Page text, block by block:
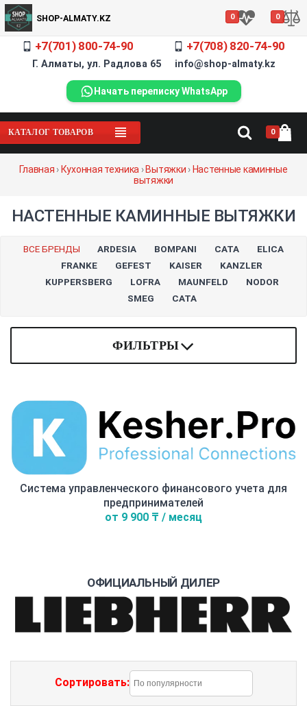
SHOP-ALMATY.KZ 0 0
+7(701) 800-74-90 +7(708) 820-74-90
Г. Алматы, ул. Радлова 65 info@shop-almaty.kz
Начать переписку WhatsApp
КАТАЛОГ ТОВАРОВ 0
Главная ›Кухонная техника ›Вытяжки ›Настенные каминные
вытяжки
НАСТЕННЫЕ КАМИННЫЕ ВЫТЯЖКИ
ВСЕ БРЕНДЫ ARDESIA BOMPANI CATA
ELICA
FRANKE
GEFEST KAISER
KANZLER
KUPPERSBERG
LOFRA MAUNFELD
NODOR
SMEG
СATA
ФИЛЬТРЫ
Система управленческого финансового учета для
предпринимателей
от 9 900 ₸ / месяц
ОФИЦИАЛЬНЫЙ ДИЛЕР
Сортировать: